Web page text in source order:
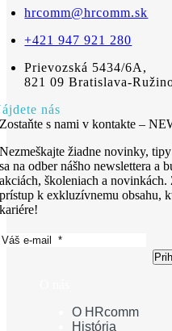
hrcomm@hrcomm.sk
+421 947 921 280
Prievozská 5434/6A,
821 09 Bratislava-
nás
Zostaňte s nami v kontakte –
Nezmeškajte žiadne novinky,
sa na odber nášho newslettera a
akciách, školeniach a novinkách.
prístup k exkluzívnemu obsahu,
kariére!
O HRcomm
História